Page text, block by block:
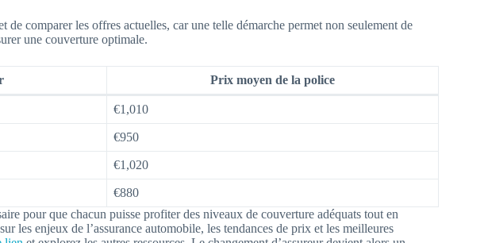
de comparer les offres actuelles, car une telle démarche permet non seulement de
une couverture optimale.
Prix moyen de la police
€1,010
€950
€1,020
€880
pour que chacun puisse profiter des niveaux de couverture adéquats tout en
les enjeux de l’assurance automobile, les tendances de prix et les meilleures